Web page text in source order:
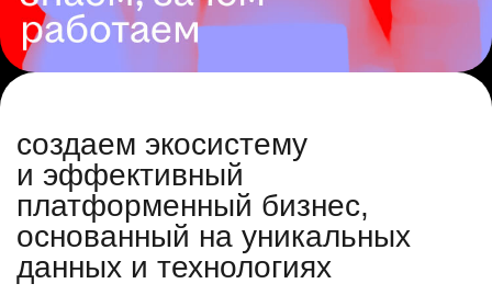
создаем экосистему
и эффективный
платформенный бизнес,
основанный на уникальных
данных и технологиях